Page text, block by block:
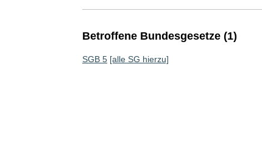
Betroffene Bundesgesetze (1)
SGB 5 [alle SG hierzu]